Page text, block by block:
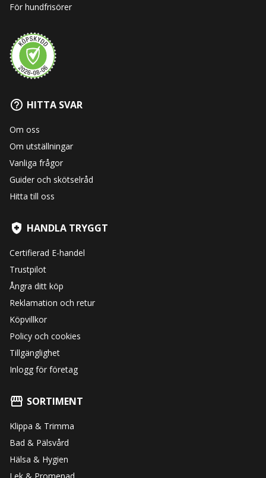
För hundfrisörer
HITTA SVAR
Om oss
Om utställningar
Vanliga frågor
Guider och skötselråd
Hitta till oss
HANDLA TRYGGT
Certifierad E-handel
Trustpilot
Ångra ditt köp
Reklamation och retur
Köpvillkor
Policy och cookies
Tillgänglighet
Inlogg för företag
SORTIMENT
Klippa & Trimma
Bad & Pälsvård
Hälsa & Hygien